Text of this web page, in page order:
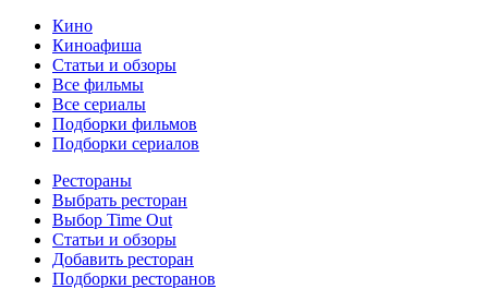
Кино
Киноафиша
Статьи и обзоры
Все фильмы
Все сериалы
Подборки фильмов
Подборки сериалов
Рестораны
Выбрать ресторан
Выбор Time Out
Статьи и обзоры
Добавить ресторан
Подборки ресторанов